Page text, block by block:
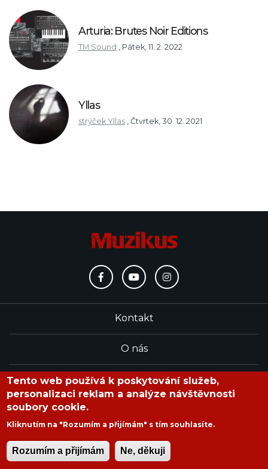
Arturia: Brutes Noir Editions
TM Sound Pátek, 11. 2. 2022
Yllas
strýček Yllas Čtvrtek, 30. 12. 2021
Kontakt
O nás
Redakce
Copyright © 2020 Muzikus s.r.o.
Tento web používá k poskytování služeb,
personalizaci reklam a analýze návštěvnosti
soubory cookie.
Kliknutím na "Rozumím a přijímám" s tím souhlasíte.
Rozumím a přijímám Ne, děkuji